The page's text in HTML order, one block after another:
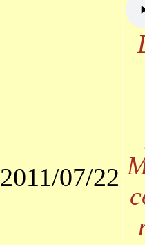
2011/07/22